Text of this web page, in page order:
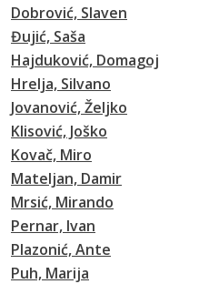
Dobrović, Slaven
Đujić, Saša
Hajduković, Domagoj
Hrelja, Silvano
Jovanović, Željko
Klisović, Joško
Kovač, Miro
Mateljan, Damir
Mrsić, Mirando
Pernar, Ivan
Plazonić, Ante
Puh, Marija